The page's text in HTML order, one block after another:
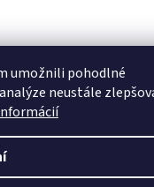
umožnili pohodlné
neustále